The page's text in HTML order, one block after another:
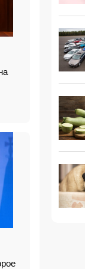
ФИФА
ВС
СМИ: